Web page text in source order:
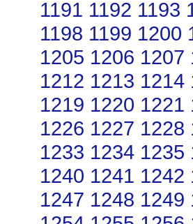
1191 1192 1193
1198 1199 1200
1205 1206 1207
1212 1213 1214
1219 1220 1221
1226 1227 1228
1233 1234 1235
1240 1241 1242
1247 1248 1249